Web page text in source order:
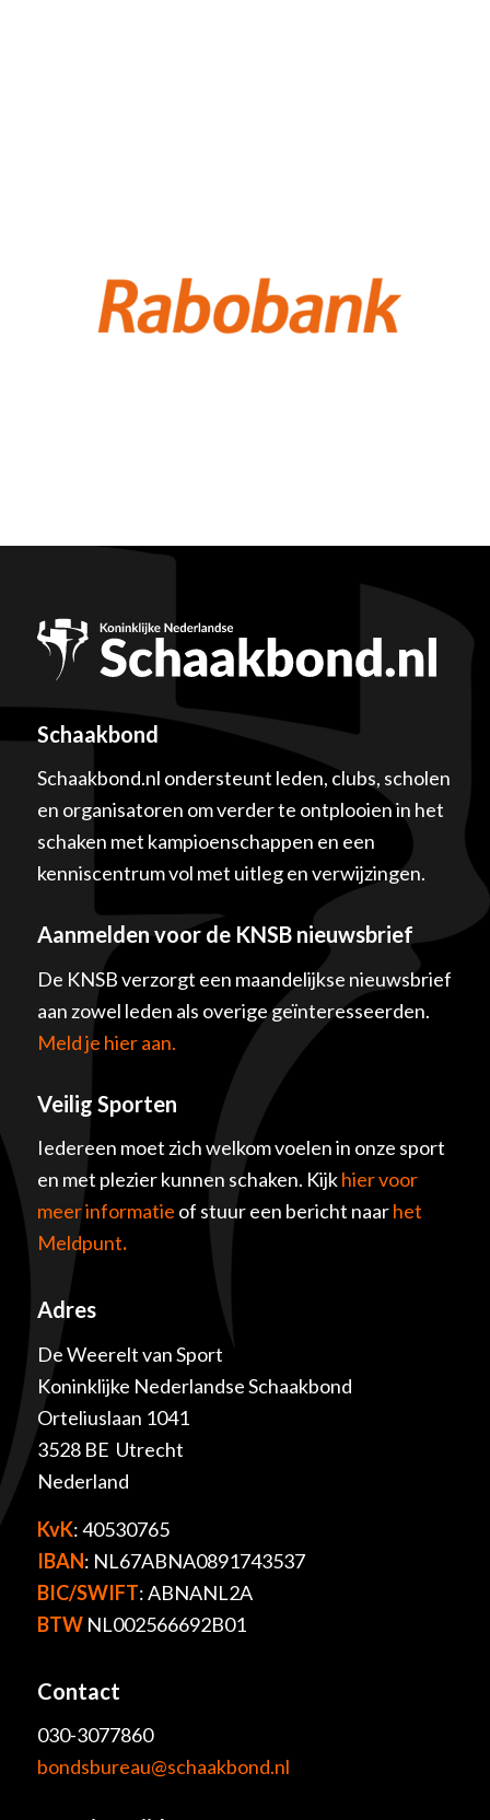
Schaakbond
Schaakbond.nl ondersteunt leden, clubs, scholen
en organisatoren om verder te ontplooien in het
schaken met kampioenschappen en een
kenniscentrum vol met uitleg en verwijzingen.
Aanmelden voor de KNSB nieuwsbrief
De KNSB verzorgt een maandelijkse nieuwsbrief
aan zowel leden als overige geïnteresseerden.
Meld je hier aan.
Veilig Sporten
Iedereen moet zich welkom voelen in onze sport
en met plezier kunnen schaken. Kijkhier voor
meer informatie of stuur een bericht naarhet
Meldpunt.
Adres
De Weerelt van Sport
Koninklijke Nederlandse Schaakbond
Orteliuslaan 1041
3528 BE Utrecht
Nederland
KvK: 40530765
IBAN: NL67ABNA0891743537
BIC/SWIFT: ABNANL2A
BTWNL002566692B01
Contact
030-3077860
bondsbureau@schaakbond.nl